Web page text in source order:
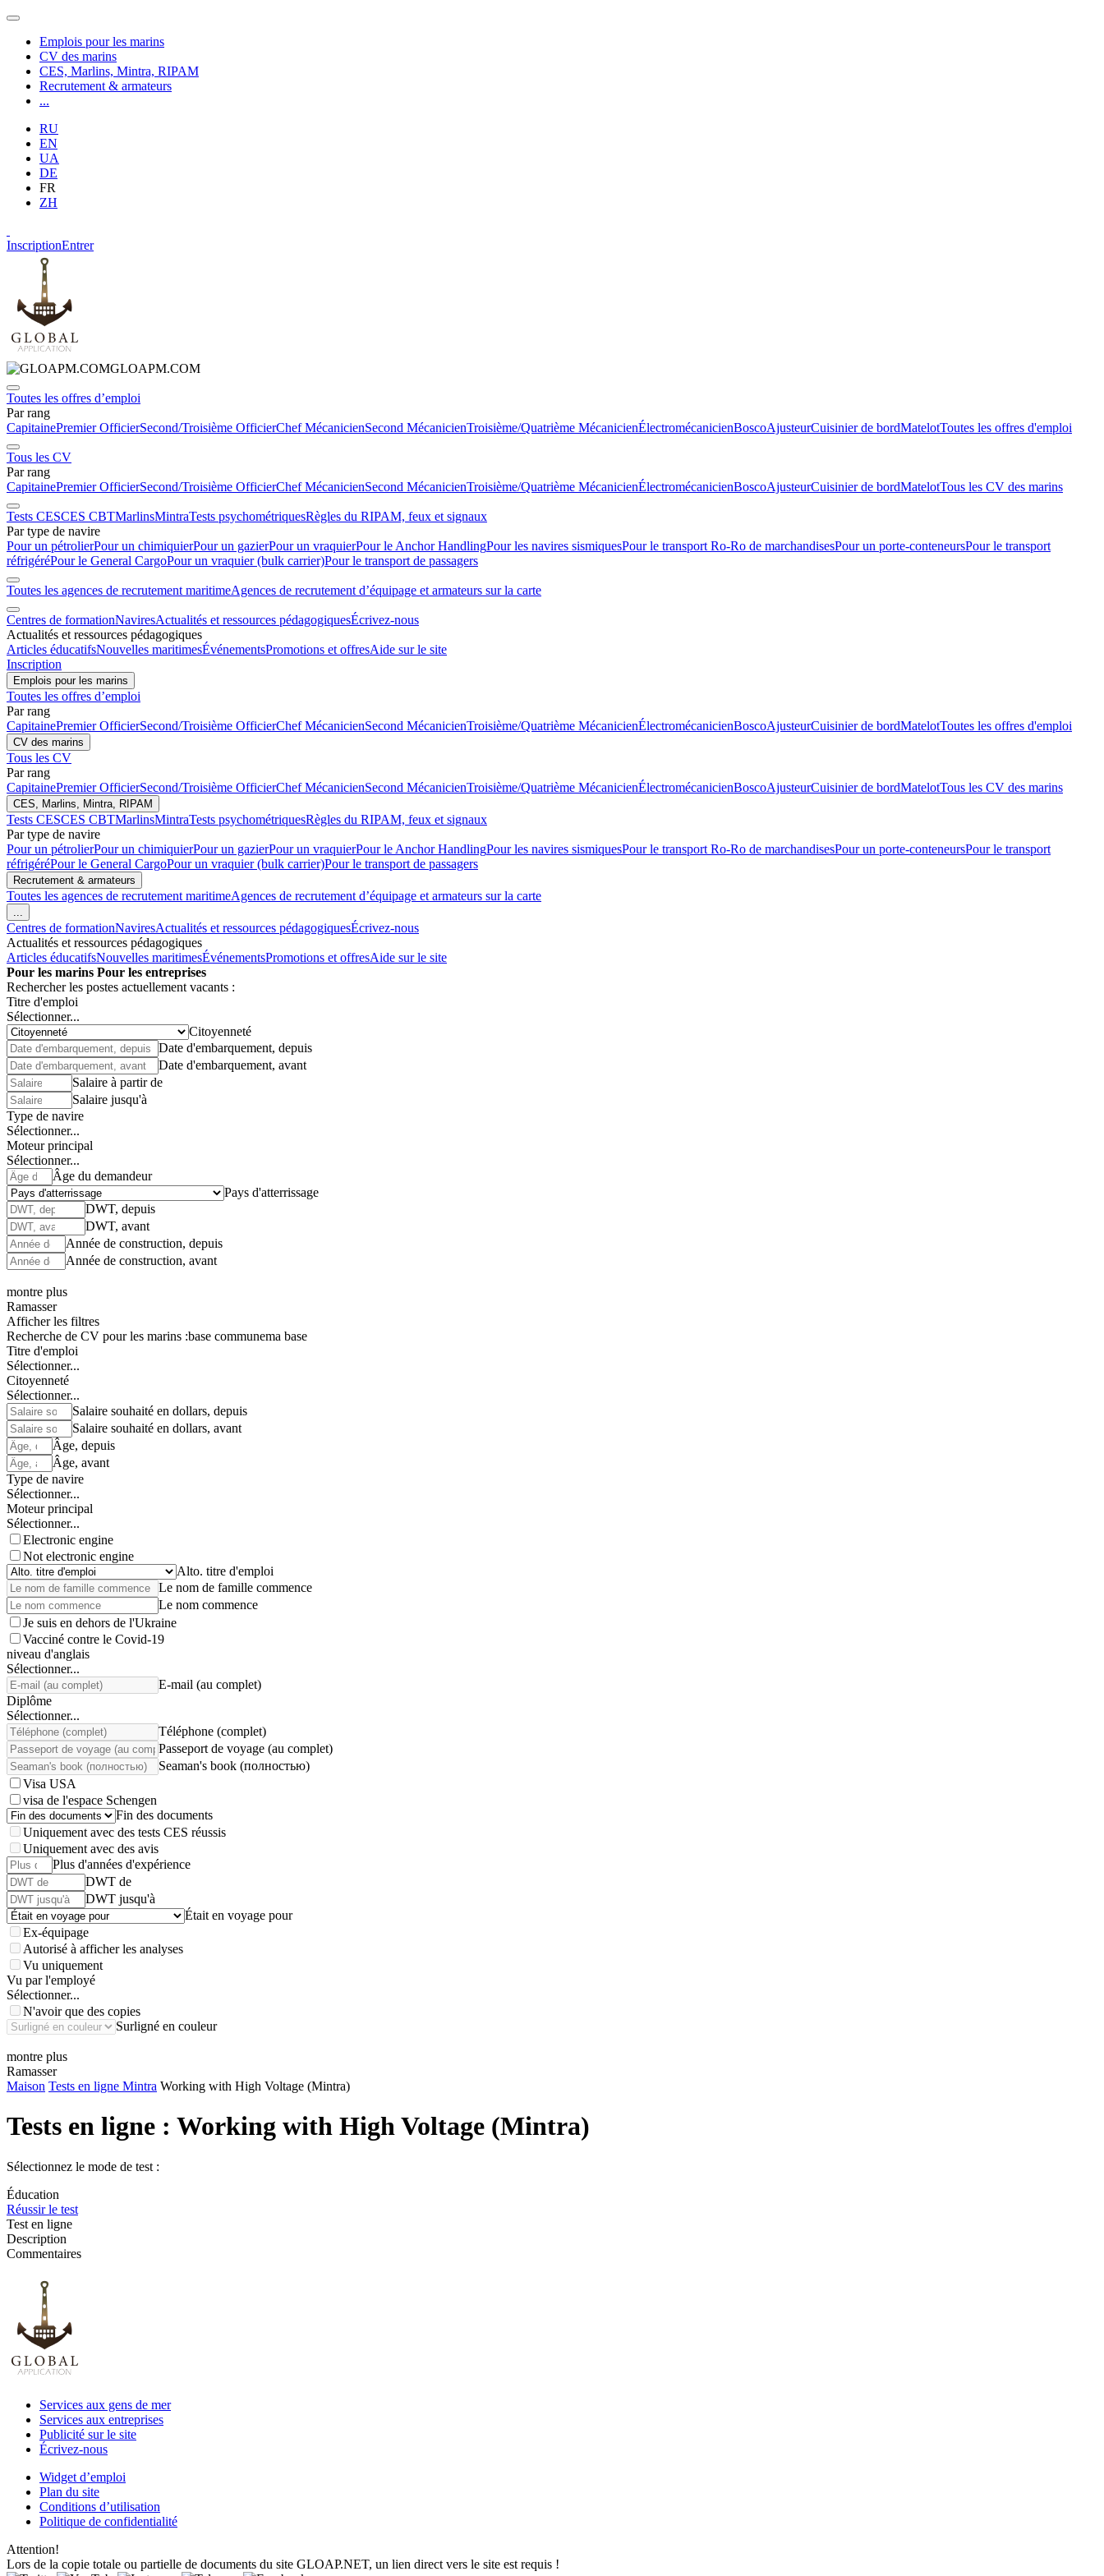
Emplois pour les marins
CV des marins
CES, Marlins, Mintra, RIPAM
Recrutement & armateurs
...
RU
EN
UA
DE
FR
ZH
InscriptionEntrer
GLOAPM.COM
Toutes les offres d’emploi
Par rang
CapitainePremier OfficierSecond/Troisième OfficierChef MécanicienSecond MécanicienTroisième/Quatrième MécanicienÉlectromécanicienBoscoAjusteurCuisinier de bordMatelotToutes les offres d'emploi
Tous les CV
Par rang
CapitainePremier OfficierSecond/Troisième OfficierChef MécanicienSecond MécanicienTroisième/Quatrième MécanicienÉlectromécanicienBoscoAjusteurCuisinier de bordMatelotTous les CV des marins
Tests CESCES CBTMarlinsMintraTests psychométriquesRègles du RIPAM, feux et signaux
Par type de navire
Pour un pétrolierPour un chimiquierPour un gazierPour un vraquierPour le Anchor HandlingPour les navires sismiquesPour le transport Ro-Ro de marchandisesPour un porte-conteneursPour le transport
réfrigéréPour le General CargoPour un vraquier (bulk carrier)Pour le transport de passagers
Toutes les agences de recrutement maritimeAgences de recrutement d’équipage et armateurs sur la carte
Centres de formationNaviresActualités et ressources pédagogiquesÉcrivez-nous
Actualités et ressources pédagogiques
Articles éducatifsNouvelles maritimesÉvénementsPromotions et offresAide sur le site
Inscription
Emplois pour les marins
Toutes les offres d’emploi
Par rang
CapitainePremier OfficierSecond/Troisième OfficierChef MécanicienSecond MécanicienTroisième/Quatrième MécanicienÉlectromécanicienBoscoAjusteurCuisinier de bordMatelotToutes les offres d'emploi
CV des marins
Tous les CV
Par rang
CapitainePremier OfficierSecond/Troisième OfficierChef MécanicienSecond MécanicienTroisième/Quatrième MécanicienÉlectromécanicienBoscoAjusteurCuisinier de bordMatelotTous les CV des marins
CES, Marlins, Mintra, RIPAM
Tests CESCES CBTMarlinsMintraTests psychométriquesRègles du RIPAM, feux et signaux
Par type de navire
Pour un pétrolierPour un chimiquierPour un gazierPour un vraquierPour le Anchor HandlingPour les navires sismiquesPour le transport Ro-Ro de marchandisesPour un porte-conteneursPour le transport
réfrigéréPour le General CargoPour un vraquier (bulk carrier)Pour le transport de passagers
Recrutement & armateurs
Toutes les agences de recrutement maritimeAgences de recrutement d’équipage et armateurs sur la carte
...
Centres de formationNaviresActualités et ressources pédagogiquesÉcrivez-nous
Actualités et ressources pédagogiques
Articles éducatifsNouvelles maritimesÉvénementsPromotions et offresAide sur le site
Pour les marins Pour les entreprises
Rechercher les postes actuellement vacants :
Titre d'emploi
Sélectionner...
Citoyenneté
Date d'embarquement, depuis
Date d'embarquement, avant
Salaire à partir de
Salaire jusqu'à
Type de navire
Sélectionner...
Moteur principal
Sélectionner...
Âge du demandeur
Pays d'atterrissage
DWT, depuis
DWT, avant
Année de construction, depuis
Année de construction, avant
montre plus
Ramasser
Afficher les filtres
Recherche de CV pour les marins :base communema base
Titre d'emploi
Sélectionner...
Citoyenneté
Sélectionner...
Salaire souhaité en dollars, depuis
Salaire souhaité en dollars, avant
Âge, depuis
Âge, avant
Type de navire
Sélectionner...
Moteur principal
Sélectionner...
Electronic engine
Not electronic engine
Alto. titre d'emploi
Le nom de famille commence
Le nom commence
Je suis en dehors de l'Ukraine
Vacciné contre le Covid-19
niveau d'anglais
Sélectionner...
E-mail (au complet)
Diplôme
Sélectionner...
Téléphone (complet)
Passeport de voyage (au complet)
Seaman's book (полностью)
Visa USA
visa de l'espace Schengen
Fin des documents
Uniquement avec des tests CES réussis
Uniquement avec des avis
Plus d'années d'expérience
DWT de
DWT jusqu'à
Était en voyage pour
Ex-équipage
Autorisé à afficher les analyses
Vu uniquement
Vu par l'employé
Sélectionner...
N'avoir que des copies
Surligné en couleur
montre plus
Ramasser
Maison Tests en ligne Mintra Working with High Voltage (Mintra)
Tests en ligne : Working with High Voltage (Mintra)
Sélectionnez le mode de test :
Éducation
Réussir le test
Test en ligne
Description
Commentaires
Services aux gens de mer
Services aux entreprises
Publicité sur le site
Écrivez-nous
Widget d’emploi
Plan du site
Conditions d’utilisation
Politique de confidentialité
Attention!
Lors de la copie totale ou partielle de documents du site GLOAP.NET, un lien direct vers le site est requis !